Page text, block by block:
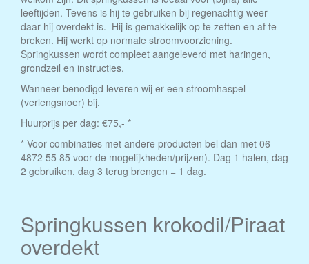
leeftijden. Tevens is hij te gebruiken bij regenachtig weer
daar hij overdekt is. Hij is gemakkelijk op te zetten en af te
breken. Hij werkt op normale stroomvoorziening.
Springkussen wordt compleet aangeleverd met haringen,
grondzeil en instructies.
Wanneer benodigd leveren wij er een stroomhaspel
(verlengsnoer) bij.
Huurprijs per dag: €75,- *
* Voor combinaties met andere producten bel dan met 06-
4872 55 85 voor de mogelijkheden/prijzen). Dag 1 halen, dag
2 gebruiken, dag 3 terug brengen = 1 dag.
Springkussen krokodil/Piraat
overdekt